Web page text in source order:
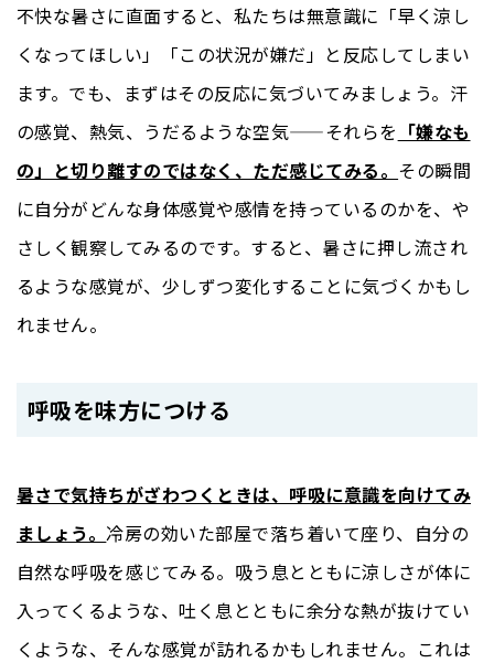
不快な暑さに直面すると、私たちは無意識に「早く涼し
くなってほしい」「この状況が嫌だ」と反応してしまい
ます。でも、まずはその反応に気づいてみましょう。汗
の感覚、熱気、うだるような空気——それらを 「嫌なも
の」と切り離すのではなく、ただ感じてみる。 その瞬間
に自分がどんな身体感覚や感情を持っているのかを、や
さしく観察してみるのです。すると、暑さに押し流され
るような感覚が、少しずつ変化することに気づくかもし
れません。
呼吸を味方につける
暑さで気持ちがざわつくときは、呼吸に意識を向けてみ
ましょう。 冷房の効いた部屋で落ち着いて座り、自分の
自然な呼吸を感じてみる。吸う息とともに涼しさが体に
入ってくるような、吐く息とともに余分な熱が抜けてい
くような、そんな感覚が訪れるかもしれません。これは